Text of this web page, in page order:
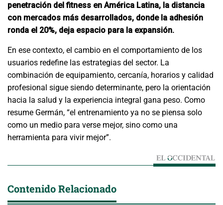
penetración del fitness en América Latina, la distancia
con mercados más desarrollados, donde la adhesión
ronda el 20%, deja espacio para la expansión.
En ese contexto, el cambio en el comportamiento de los
usuarios redefine las estrategias del sector. La
combinación de equipamiento, cercanía, horarios y calidad
profesional sigue siendo determinante, pero la orientación
hacia la salud y la experiencia integral gana peso. Como
resume Germán, “el entrenamiento ya no se piensa solo
como un medio para verse mejor, sino como una
herramienta para vivir mejor”.
Contenido Relacionado